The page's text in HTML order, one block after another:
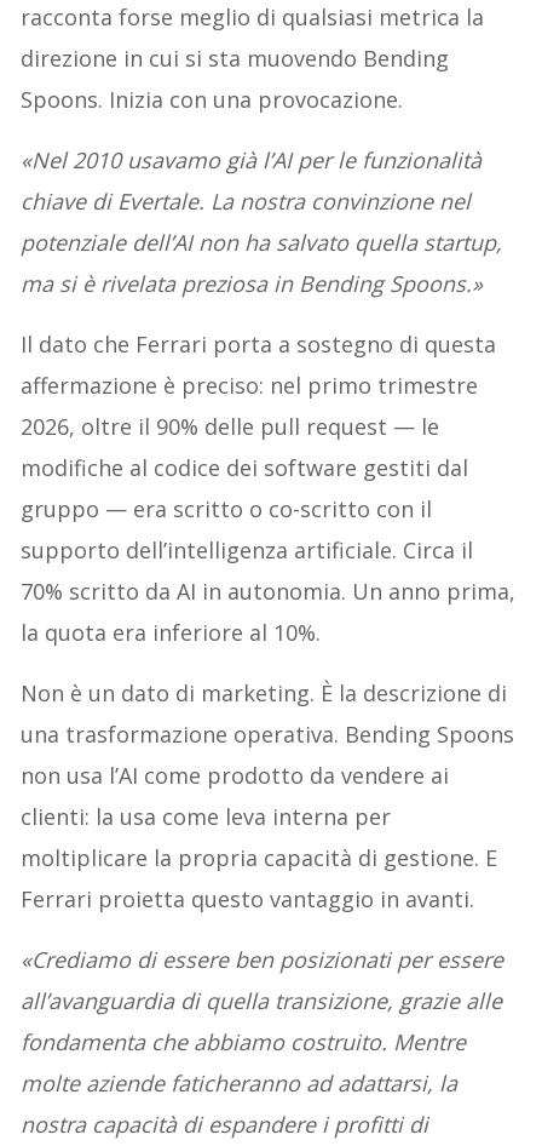
racconta forse meglio di qualsiasi metrica la
direzione in cui si sta muovendo Bending
Spoons. Inizia con una provocazione.
«Nel 2010 usavamo già l’AI per le funzionalità
chiave di Evertale. La nostra convinzione nel
potenziale dell’AI non ha salvato quella startup,
ma si è rivelata preziosa in Bending Spoons.»
Il dato che Ferrari porta a sostegno di questa
affermazione è preciso: nel primo trimestre
2026, oltre il 90% delle pull request — le
modifiche al codice dei software gestiti dal
gruppo — era scritto o co-scritto con il
supporto dell’intelligenza artificiale. Circa il
70% scritto da AI in autonomia. Un anno prima,
la quota era inferiore al 10%.
Non è un dato di marketing. È la descrizione di
una trasformazione operativa. Bending Spoons
non usa l’AI come prodotto da vendere ai
clienti: la usa come leva interna per
moltiplicare la propria capacità di gestione. E
Ferrari proietta questo vantaggio in avanti.
«Crediamo di essere ben posizionati per essere
all’avanguardia di quella transizione, grazie alle
fondamenta che abbiamo costruito. Mentre
molte aziende faticheranno ad adattarsi, la
nostra capacità di espandere i profitti di